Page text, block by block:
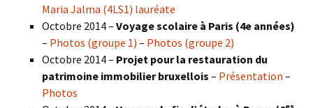
Maria Jalma (4LS1) lauréate
Octobre 2014 – Voyage scolaire à Paris (4e années)
– Photos (groupe 1) – Photos (groupe 2)
Octobre 2014 – Projet pour la restauration du
patrimoine immobilier bruxellois – Présentation –
Photos